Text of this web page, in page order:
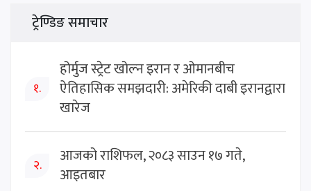
ट्रेण्डिङ समाचार
१.
होर्मुज स्ट्रेट खोल्न इरान र ओमानबीच
ऐतिहासिक समझदारी: अमेरिकी दाबी इरानद्वारा
खारेज
२.
आजको राशिफल, २०८३ साउन १७ गते,
आइतबार